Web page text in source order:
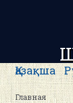
Қазақша
Главная